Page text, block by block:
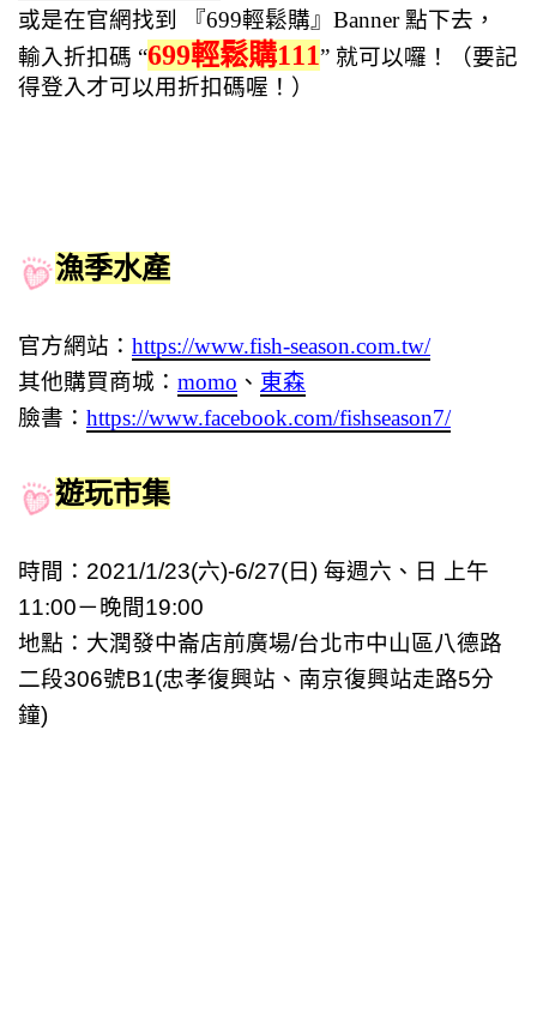
或是在官網找到 『699輕鬆購』Banner 點下去，
輸入折扣碼 “699輕鬆購111” 就可以囉！（要記
得登入才可以用折扣碼喔！）
漁季水產
官方網站： https://www.fish-season.com.tw/
其他購買商城： momo 、 東森
臉書： https://www.facebook.com/fishseason7/
遊玩市集
時間：2021/1/23(六)-6/27(日) 每週六、日 上午
11:00－晚間19:00
地點：大潤發中崙店前廣場/台北市中山區八德路
二段306號B1(忠孝復興站、南京復興站走路5分
鐘)